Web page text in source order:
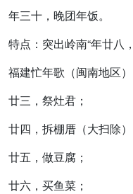
年三十，晚团年饭。
特点：突出岭南“年廿八
福建忙年歌 （闽南地区）
廿三，祭灶君；
廿四，拆棚厝（大扫除）
廿五，做豆腐；
廿六，买鱼菜；